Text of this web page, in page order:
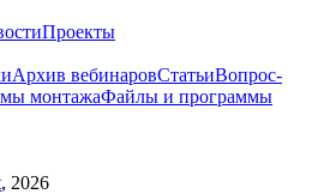
Проекты
Архив вебинаровСтатьиВопрос-
монтажаФайлы и программы
, 2026